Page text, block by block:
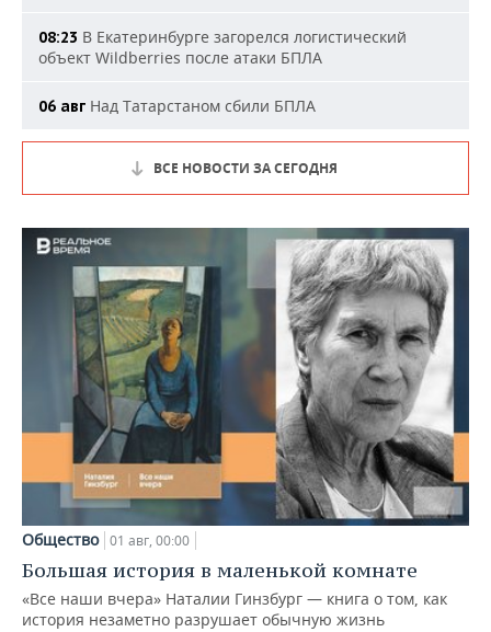
08:23 В Екатеринбурге загорелся логистический
объект Wildberries после атаки БПЛА
06 авг Над Татарстаном сбили БПЛА
ВСЕ НОВОСТИ ЗА СЕГОДНЯ
Общество 01 авг, 00:00
Большая история в маленькой комнате
«Все наши вчера» Наталии Гинзбург — книга о том, как
история незаметно разрушает обычную жизнь